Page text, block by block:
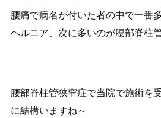
腰痛で病名が付いた者の中で一番
ヘルニア、次に多いのが腰部脊柱管
腰部脊柱管狭窄症で当院で施術を
に結構いますね～